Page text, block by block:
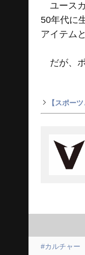
ユース
50年代に
アイテム
だが、ポ
【スポー
#カルチャー